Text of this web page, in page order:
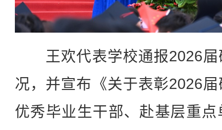
王欢代表学校通报2026届
况，并宣布《关于表彰2026
优秀毕业生干部、赴基层重